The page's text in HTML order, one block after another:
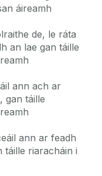
áireamh
de, le ráta
an lae gan táille
ann ach ar
gan táille
ann ar feadh
táille riaracháin i